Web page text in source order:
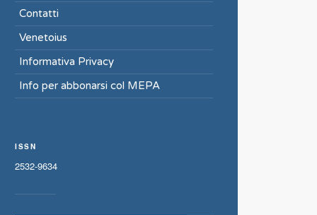
Contatti
Venetoius
Informativa Privacy
Info per abbonarsi col MEPA
ISSN
2532-9634